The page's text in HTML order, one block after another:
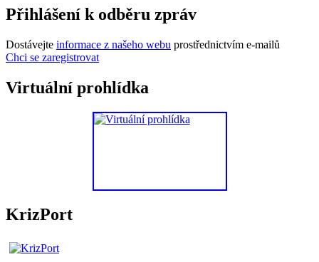
Přihlášení k odběru zpráv
Dostávejte informace z našeho webu prostřednictvím e-mailů
Chci se zaregistrovat
Virtuální prohlídka
KrizPort